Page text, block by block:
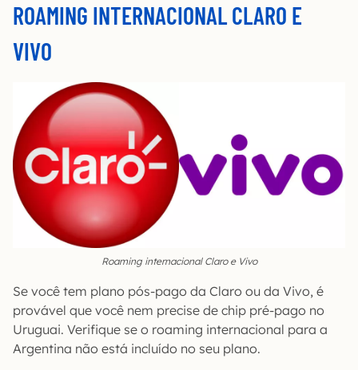
ROAMING INTERNACIONAL CLARO E
VIVO
Roaming internacional Claro e Vivo
Se você tem plano pós-pago da Claro ou da Vivo, é
provável que você nem precise de chip pré-pago no
Uruguai. Verifique se o roaming internacional para a
Argentina não está incluído no seu plano.